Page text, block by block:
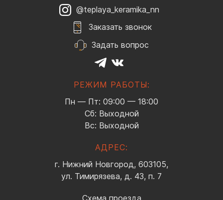
@teplaya_keramika_nn
Заказать звонок
Задать вопрос
РЕЖИМ РАБОТЫ:
Пн — Пт: 09:00 — 18:00
Сб: Выходной
Вс: Выходной
АДРЕС:
г. Нижний Новгород, 603105,
ул. Тимирязева, д. 43, п. 7
Схема проезда